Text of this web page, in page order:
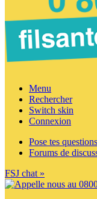
Menu
Rechercher
Switch skin
Connexion
Pose tes questions
Forums de
FSJ chat »